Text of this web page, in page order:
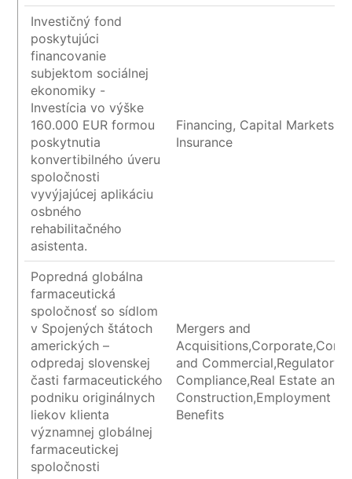
Investičný fond
poskytujúci
financovanie
subjektom sociálnej
ekonomiky -
Investícia vo výške
160.000 EUR formou
poskytnutia
konvertibilného úveru
spoločnosti
vyvýjajúcej aplikáciu
osbného
rehabilitačného
asistenta.
Financing, Capital Markets
Insurance
Popredná globálna
farmaceutická
spoločnosť so sídlom
v Spojených štátoch
amerických –
odpredaj slovenskej
časti farmaceutického
podniku originálnych
liekov klienta
významnej globálnej
farmaceutickej
spoločnosti
Mergers and
and Commercial,Regulatory
Compliance,Real Estate and
Construction,Employment
Benefits